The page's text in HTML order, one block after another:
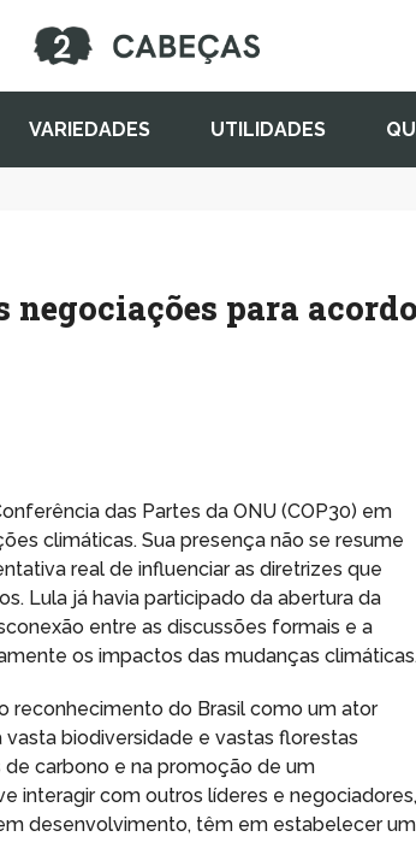
VARIEDADES UTILIDADES
negociações para
das Partes da ONU (COP30) em
climáticas. Sua presença não se resume
real de influenciar as diretrizes que
Lula já havia participado da abertura da
entre as discussões formais e a
os impactos das mudanças
reconhecimento do Brasil como um ator
biodiversidade e vastas florestas
carbono e na promoção de um
interagir com outros líderes e
desenvolvimento, têm em estabelecer um